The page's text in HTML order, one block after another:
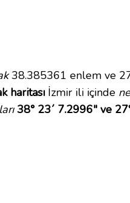
38.385361 enlem ve
haritası İzmir ili içinde
38° 23´ 7.2996" ve